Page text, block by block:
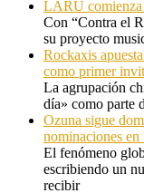
LARU comienza
Con “Contra el
su proyecto
Rockaxis
como primer
La agrupación
día» como parte
Ozuna sigue
nominaciones
El fenómeno
escribiendo un
recibir